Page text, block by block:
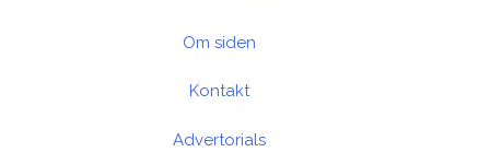
Om siden
Kontakt
Advertorials